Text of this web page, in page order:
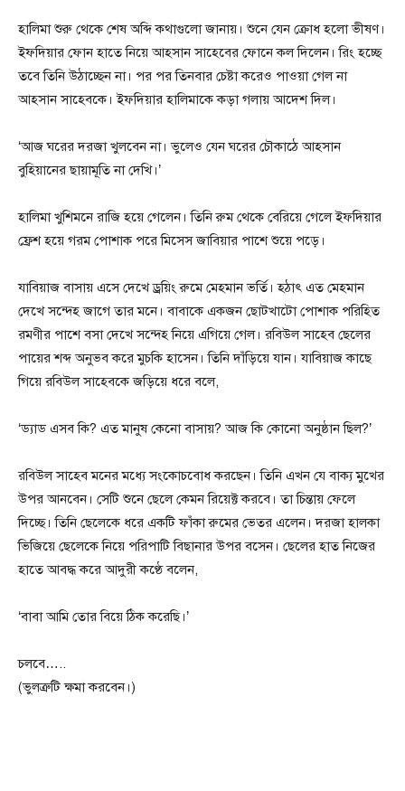
হালিমা শুরু থেকে শেষ অব্দি কথাগুলো জানায়। শুনে যেন ক্রোধ হলো ভীষণ।
ইফদিয়ার ফোন হাতে নিয়ে আহসান সাহেবের ফোনে কল দিলেন। রিং হচ্ছে
তবে তিনি উঠাচ্ছেন না। পর পর তিনবার চেষ্টা করেও পাওয়া গেল না
আহসান সাহেবকে। ইফদিয়ার হালিমাকে কড়া গলায় আদেশ দিল।
‘আজ ঘরের দরজা খুলবেন না। ভুলেও যেন ঘরের চৌকাঠে আহসান
বুহিয়ানের ছায়ামূতি না দেখি।’
হালিমা খুশিমনে রাজি হয়ে গেলেন। তিনি রুম থেকে বেরিয়ে গেলে ইফদিয়ার
ফ্রেশ হয়ে গরম পোশাক পরে মিসেস জাবিয়ার পাশে শুয়ে পড়ে।
যাবিয়াজ বাসায় এসে দেখে ড্রয়িং রুমে মেহমান ভর্তি। হঠাৎ এত মেহমান
দেখে সন্দেহ জাগে তার মনে। বাবাকে একজন ছোটখাটো পোশাক পরিহিত
রমণীর পাশে বসা দেখে সন্দেহ নিয়ে এগিয়ে গেল। রবিউল সাহেব ছেলের
পায়ের শব্দ অনুভব করে মুচকি হাসেন। তিনি দাঁড়িয়ে যান। যাবিয়াজ কাছে
গিয়ে রবিউল সাহেবকে জড়িয়ে ধরে বলে,
‘ড্যাড এসব কি? এত মানুষ কেনো বাসায়? আজ কি কোনো অনুষ্ঠান ছিল?’
রবিউল সাহেব মনের মধ্যে সংকোচবোধ করছেন। তিনি এখন যে বাক্য মুখের
উপর আনবেন। সেটি শুনে ছেলে কেমন রিয়েক্ট করবে। তা চিন্তায় ফেলে
দিচ্ছে। তিনি ছেলেকে ধরে একটি ফাঁকা রুমের ভেতর এলেন। দরজা হালকা
ভিজিয়ে ছেলেকে নিয়ে পরিপাটি বিছানার উপর বসেন। ছেলের হাত নিজের
হাতে আবদ্ধ করে আদুরী কণ্ঠে বলেন,
‘বাবা আমি তোর বিয়ে ঠিক করেছি।’
চলবে…..
(ভুলত্রুটি ক্ষমা করবেন।)